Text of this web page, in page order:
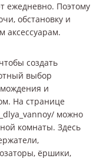
ежедневно. Поэтому
обстановку и
аксессуарам.
создать
выбор
и
На странице
можно
комнаты. Здесь
ёршики,